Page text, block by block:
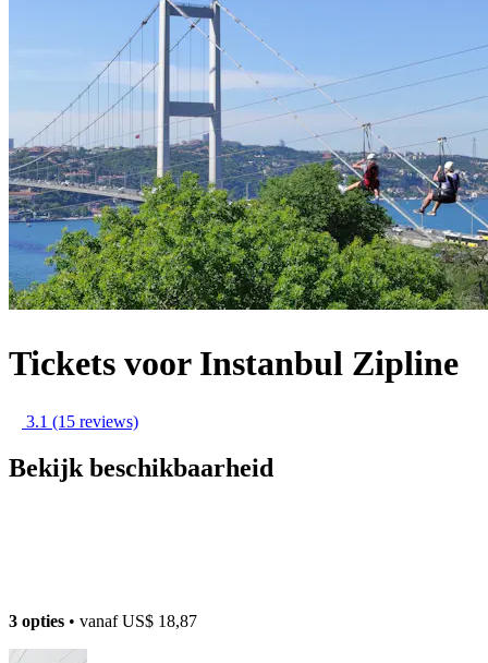
Tickets voor Instanbul Zipline
3.1 (15 reviews)
Bekijk beschikbaarheid
3 opties • vanafUS$ 18,87